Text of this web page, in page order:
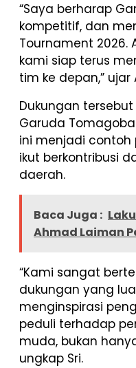
“Saya berharap
kompetitif, dan
Tournament
kami siap terus
tim ke depan,” ujar
Dukungan
Garuda
ini menjadi contoh
ikut berkontribusi
daerah.
Baca Juga :
Ahmad Laiman
“Kami sangat
dukungan yang
menginspirasi
peduli terhadap
muda, bukan
ungkap Sri.